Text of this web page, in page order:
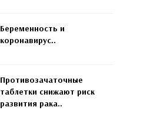
Беременность и
коронавирус..
Противозачаточные
таблетки снижают риск
развития рака..